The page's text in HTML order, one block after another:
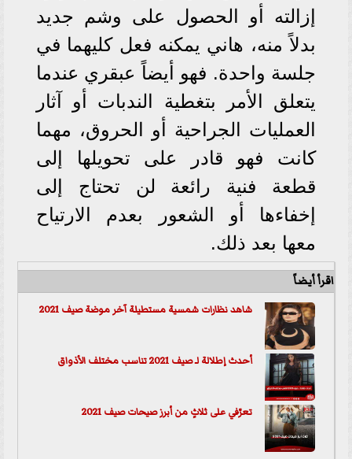
إزالته أو الحصول على وشم جديد
بدلاً منه، هاني يمكنه فعل كليهما في
جلسة واحدة. فهو أيضاً عبقري عندما
يتعلق الأمر بتغطية الندبات أو آثار
العمليات الجراحية أو الحروق، مهما
كانت فهو قادر على تحويلها إلى
قطعة فنية رائعة لن تحتاج إلى
إخفاءها أو الشعور بعدم الارتياح
معها بعد ذلك.
اقرأ أيضاً
شاهد نظارات شمسية مستطيلة آخر موضة صيف 2021
أحدث إطلالة لـ صيف 2021 تناسب مختلف الأذواق
تعرّفي على ثلاثٍ من أبرز صيحات صيف 2021